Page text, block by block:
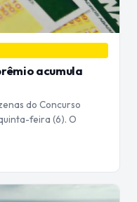
acumula
do Concurso
feira (6). O